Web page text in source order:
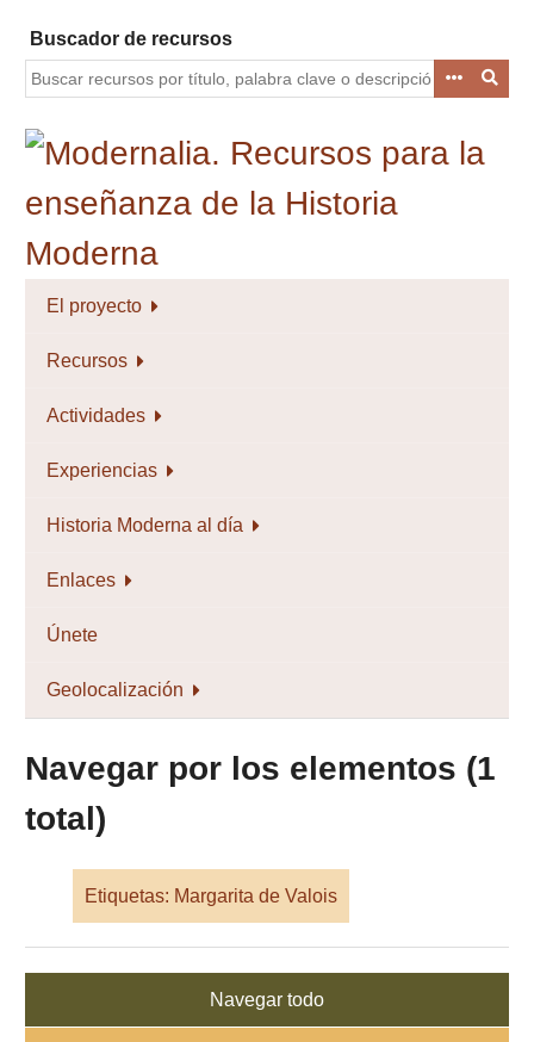
contenido
principal
Buscador de recursos
El proyecto
Recursos
Actividades
Experiencias
Historia Moderna al día
Enlaces
Únete
Geolocalización
Navegar por los elementos (1
total)
Etiquetas: Margarita de Valois
Navegar todo